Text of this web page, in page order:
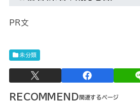
PR文
未分類
RECOMMEND